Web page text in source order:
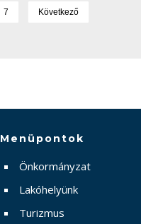
7 Következő
Menüpontok
Önkormányzat
Lakóhelyünk
Turizmus